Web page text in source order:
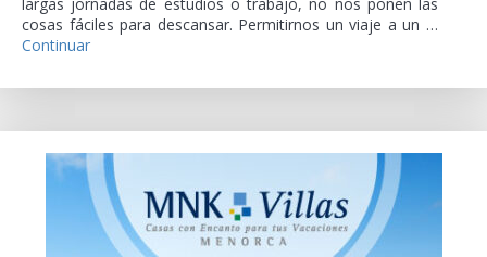
cosas fáciles para descansar. Permitirnos un viaje a un …
Continuar